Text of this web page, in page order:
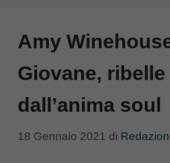
Amy
Giovane, ribelle
dall’anima soul
18 Gennaio 2021 di